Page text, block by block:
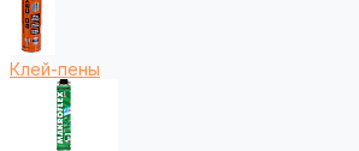
Клей-пены